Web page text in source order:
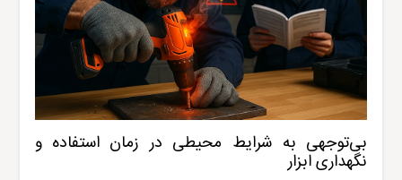
بی‌توجهی به شرایط محیطی در زمان استفاده و
نگهداری ابزار